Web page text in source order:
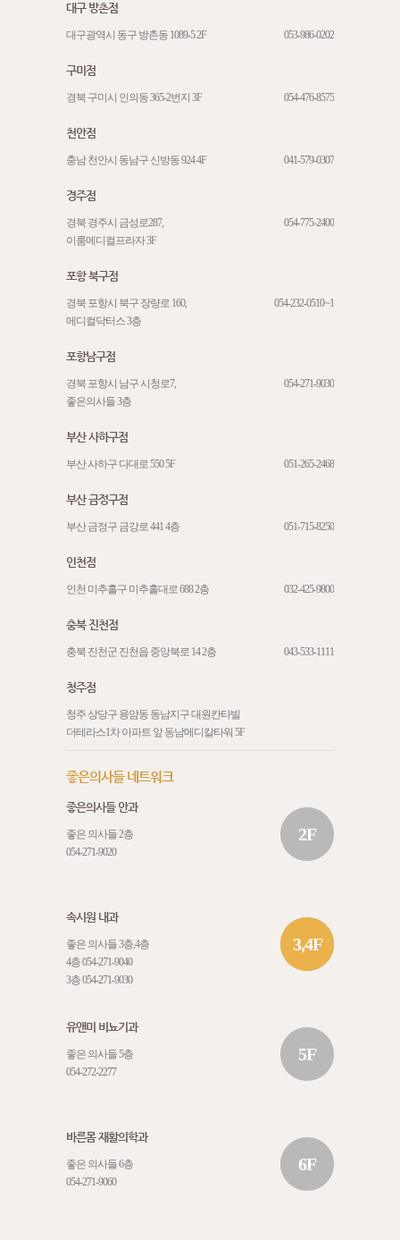
대구 방촌점
대구광역시 동구 방촌동 1089-5 2F 053-986-0202
구미점
경북 구미시 인의동 365-2번지 3F 054-476-8575
천안점
충남 천안시 동남구 신방동 924 4F 041-579-0307
경주점
경북 경주시 금성로287,
이룸메디컬프라자 3F
054-775-2400
포항 북구점
경북 포항시 북구 장량로 160,
메디컬닥터스 3층
054-232-0510~1
포항남구점
경북 포항시 남구 시청로7,
좋은의사들 3층
054-271-9030
부산 사하구점
부산 사하구 다대로 550 5F 051-265-2468
부산 금정구점
부산 금정구 금강로 441 4층 051-715-8250
인천점
인천 미추홀구 미추홀대로 688 2층 032-425-9800
충북 진천점
충북 진천군 진천읍 중앙북로 14 2층 043-533-1111
청주점
청주 상당구 용암동 동남지구 대원칸타빌
더테라스1차 아파트 앞 동남메디칼타워 5F
좋은의사들 네트워크
좋은의사들 안과
좋은 의사들 2층
054-271-9020
2F
속시원 내과
좋은 의사들 3층,4층
4층054-271-9040
3층054-271-9030
3,4F
유앤미 비뇨기과
좋은 의사들 5층
054-272-2277
5F
바른몸 재활의학과
좋은 의사들 6층
054-271-9060
6F